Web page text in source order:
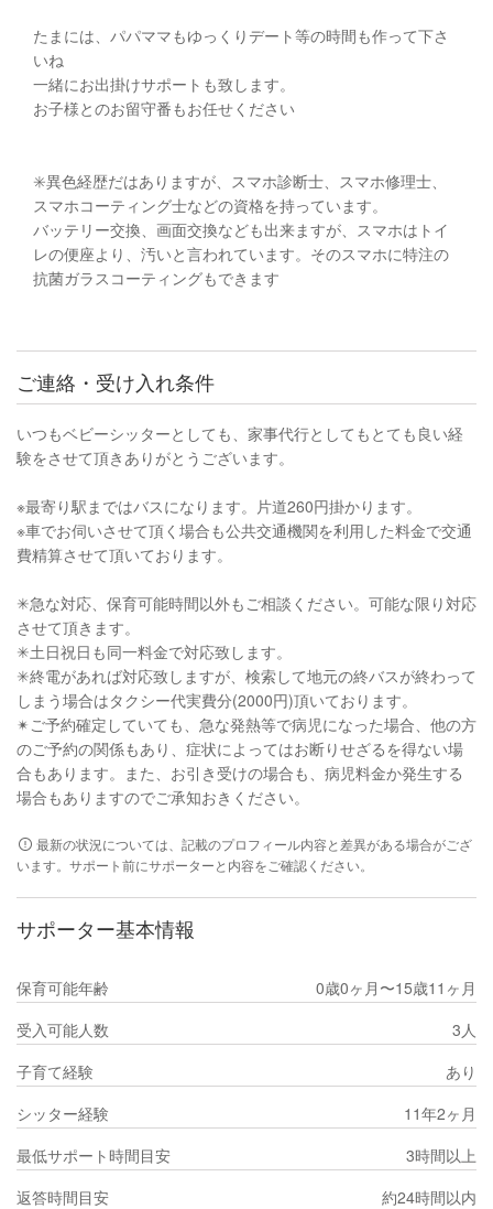
たまには、パパママもゆっくりデート等の時間も作って下さ
いね
一緒にお出掛けサポートも致します。
お子様とのお留守番もお任せください
✳️異色経歴だはありますが、スマホ診断士、スマホ修理士、
スマホコーティング士などの資格を持っています。
バッテリー交換、画面交換なども出来ますが、スマホはトイ
レの便座より、汚いと言われています。そのスマホに特注の
抗菌ガラスコーティングもできます
ご連絡・受け入れ条件
いつもベビーシッターとしても、家事代行としてもとても良い経
験をさせて頂きありがとうございます。
※最寄り駅まではバスになります。片道260円掛かります。
※車でお伺いさせて頂く場合も公共交通機関を利用した料金で交通
費精算させて頂いております。
✳︎急な対応、保育可能時間以外もご相談ください。可能な限り対応
させて頂きます。
✳︎土日祝日も同一料金で対応致します。
✳︎終電があれば対応致しますが、検索して地元の終バスが終わって
しまう場合はタクシー代実費分(2000円)頂いております。
✴︎ご予約確定していても、急な発熱等で病児になった場合、他の方
のご予約の関係もあり、症状によってはお断りせざるを得ない場
合もあります。また、お引き受けの場合も、病児料金か発生する
場合もありますのでご承知おきください。
最新の状況については、記載のプロフィール内容と差異がある場合がござ
います。サポート前にサポーターと内容をご確認ください。
サポーター基本情報
保育可能年齢
0歳0ヶ月〜15歳11ヶ月
受入可能人数
3人
子育て経験
あり
シッター経験
11年2ヶ月
最低サポート時間目安
3時間以上
返答時間目安
約24時間以内